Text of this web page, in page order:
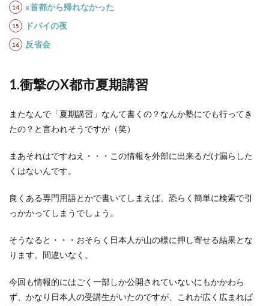
x首都から帰れなかった
ドバイの夜
反省会
1.衝撃のX都市夏期講習
またなんで「夏期講習」なんて書くの？なんか塾にでも行ってき
たの？と言われそうですが（笑）
まあそれはですねえ・・・この情報を外部に出来るだけ漏らした
くはないんです。
良くある専門用語とかで書いてしまえば、恐らく簡単に検索で引
っかかってしまうでしょう。
そうなると・・・おそらく日本人が山の様に押し寄せる結果とな
ります。間違いなく。
今回も情報的にはごく一部しか公開されていないにもかかわら
ず、かなり日本人の受講生がいたのですが、これが広く広まれば